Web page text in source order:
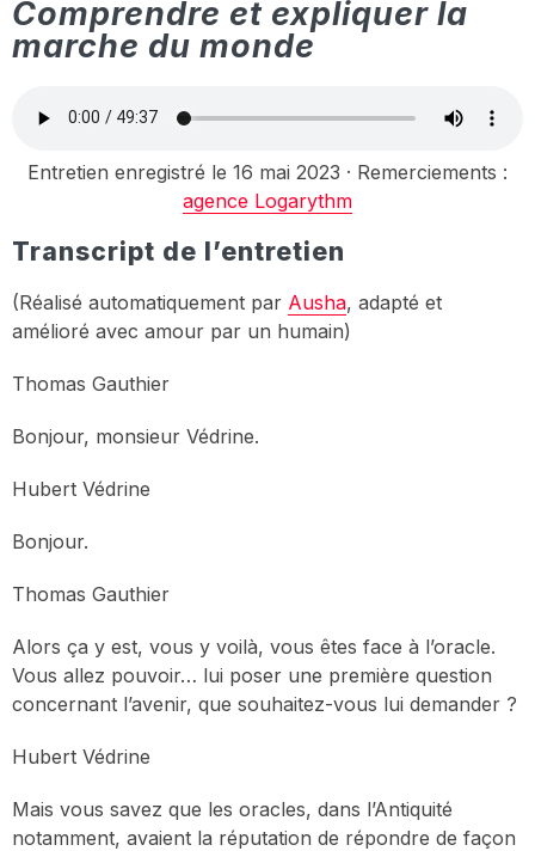
Comprendre et expliquer la
marche du monde
Entretien enregistré le 16 mai 2023 · Remerciements :
agence Logarythm
Transcript de l’entretien
(Réalisé automatiquement par Ausha, adapté et
amélioré avec amour par un humain)
Thomas Gauthier
Bonjour, monsieur Védrine.
Hubert Védrine
Bonjour.
Thomas Gauthier
Alors ça y est, vous y voilà, vous êtes face à l’oracle.
Vous allez pouvoir… lui poser une première question
concernant l’avenir, que souhaitez-vous lui demander ?
Hubert Védrine
Mais vous savez que les oracles, dans l’Antiquité
notamment, avaient la réputation de répondre de façon